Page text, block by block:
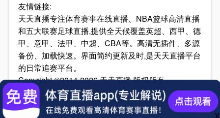
友情链接:
天天直播专注体育赛事在线直播、NBA篮球高清直播
和五大联赛足球直播,提供全天候覆盖英超、西甲、德
甲、意甲、法甲、中超、CBA等。高清无插件、多源
备份、加载快速。界面简约更新及时,是天天直播平台
的日常追赛平台。
Copyright ©2014-2026 天天直播 版权所有
网站地图网站备案号：宁ICP备42292969号